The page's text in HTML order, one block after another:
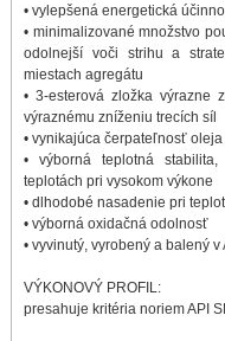
• vylepšená energetická
• minimalizované množstvo
odolnejší voči strihu a
miestach agregátu
• 3-esterová zložka výrazne
výraznému zníženiu trecích síl
• vynikajúca čerpateľnosť
• výborná teplotná
teplotách pri vysokom výkone
• dlhodobé nasadenie pri
• výborná oxidačná odolnosť
• vyvinutý, vyrobený a balený
VÝKONOVÝ PROFIL:
presahuje kritéria noriem API